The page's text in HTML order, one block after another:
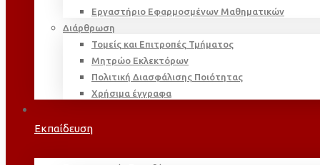
Εργαστήριο Εφαρμοσμένων Μαθηματικών
Διάρθρωση
Τομείς και Επιτροπές Τμήματος
Μητρώο Εκλεκτόρων
Πολιτική Διασφάλισης Ποιότητας
Χρήσιμα έγγραφα
Εκπαίδευση